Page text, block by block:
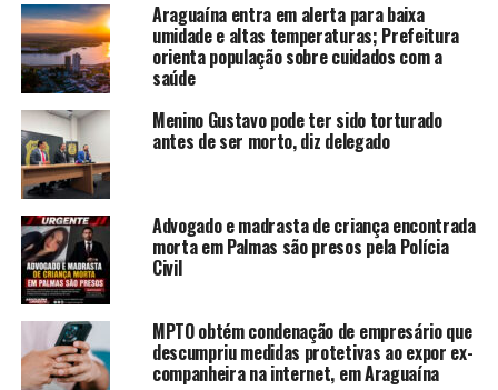
Araguaína entra em alerta para baixa
umidade e altas temperaturas; Prefeitura
orienta população sobre cuidados com a
saúde
Menino Gustavo pode ter sido torturado
antes de ser morto, diz delegado
Advogado e madrasta de criança encontrada
morta em Palmas são presos pela Polícia
Civil
MPTO obtém condenação de empresário que
descumpriu medidas protetivas ao expor ex-
companheira na internet, em Araguaína